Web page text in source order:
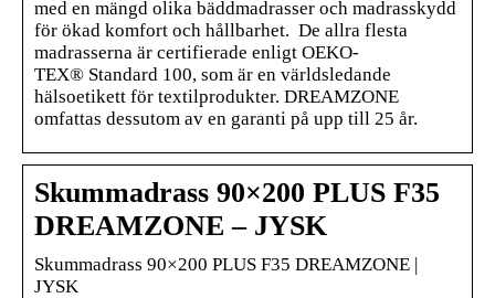
med en mängd olika bäddmadrasser och madrasskydd
för ökad komfort och hållbarhet. De allra flesta
madrasserna är certifierade enligt OEKO-
TEX® Standard 100, som är en världsledande
hälsoetikett för textilprodukter. DREAMZONE
omfattas dessutom av en garanti på upp till 25 år.
Skummadrass 90×200 PLUS F35
DREAMZONE – JYSK
Skummadrass 90×200 PLUS F35 DREAMZONE |
JYSK